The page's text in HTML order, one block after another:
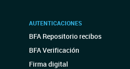
AUTENTICACIONES
BFA Repositorio recibos
BFA Verificación
Firma digital